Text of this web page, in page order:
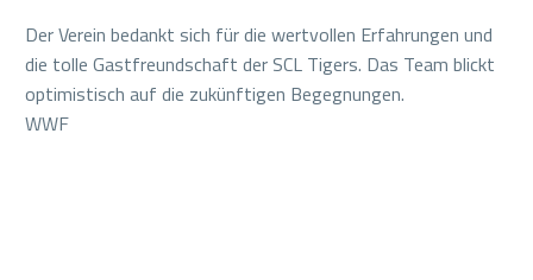
Der Verein bedankt sich für die wertvollen Erfahrungen und
die tolle Gastfreundschaft der SCL Tigers. Das Team blickt
optimistisch auf die zukünftigen Begegnungen.
WWF